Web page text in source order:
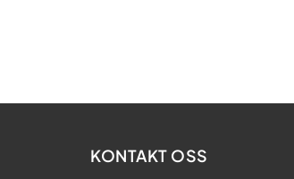
KONTAKT OSS